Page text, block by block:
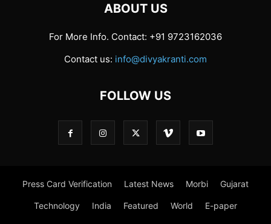
ABOUT US
For More Info. Contact: +91 9723162036
Contact us: info@divyakranti.com
FOLLOW US
Press Card Verification Latest News Morbi Gujarat
Technology India Featured World E-paper